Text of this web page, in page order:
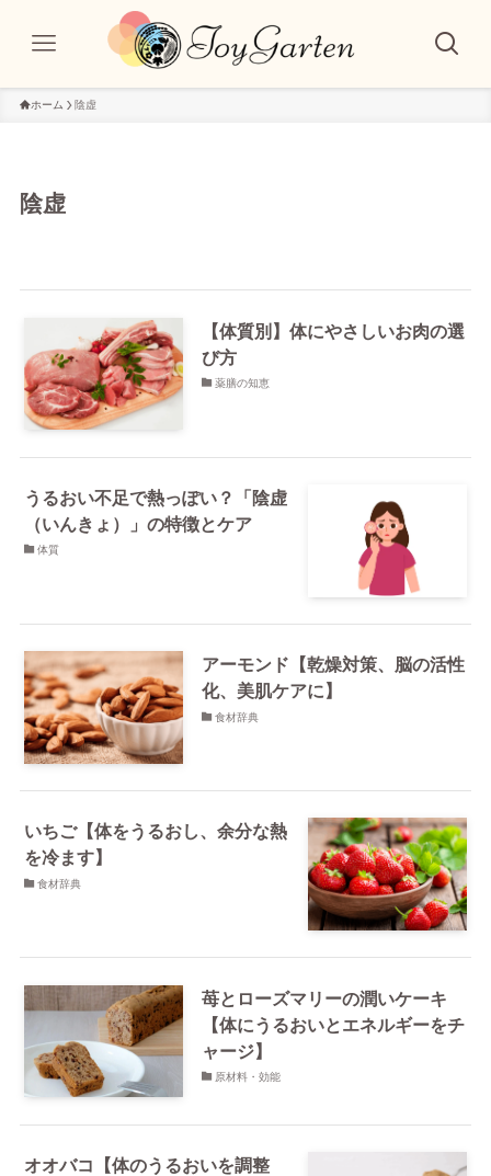
ホーム 陰虚
陰虚
【体質別】体にやさしいお肉の選
び方
薬膳の知恵
うるおい不足で熱っぽい？「陰虚
（いんきょ）」の特徴とケア
体質
アーモンド【乾燥対策、脳の活性
化、美肌ケアに】
食材辞典
いちご【体をうるおし、余分な熱
を冷ます】
食材辞典
苺とローズマリーの潤いケーキ
【体にうるおいとエネルギーをチ
ャージ】
原材料・効能
オオバコ【体のうるおいを調整